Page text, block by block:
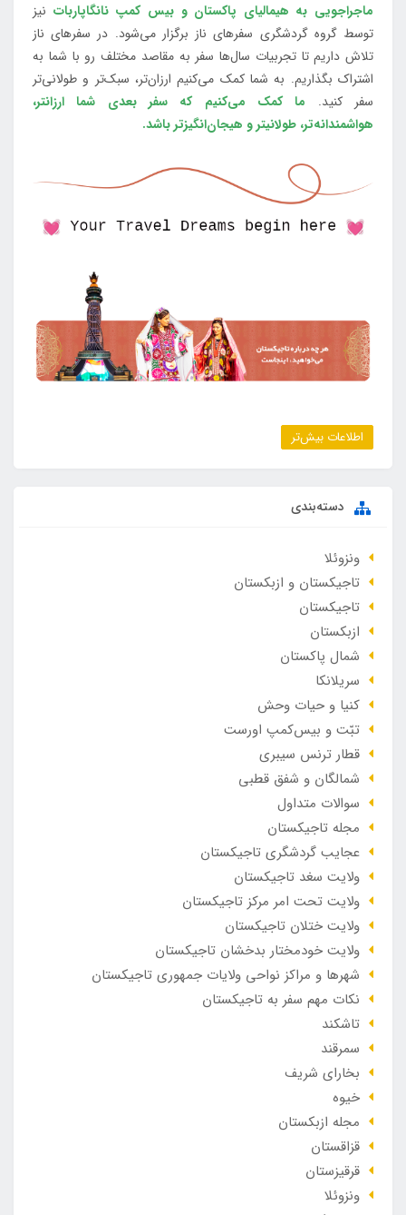
ماجراجویی به هیمالیای پاکستان و بیس کمپ نانگاپاربات نیز
توسط گروه گردشگری سفرهای ناز برگزار می‌شود. در سفرهای ناز
تلاش داریم تا تجربیات سال‌ها سفر به مقاصد مختلف رو با شما به
اشتراک بگذاریم. به شما کمک می‌کنیم ارزان‌تر، سبک‌تر و طولانی‌تر
سفر کنید. ما کمک می‌کنیم که سفر بعدی شما ارزانتر،
هواشمندانه‌تر، طولانی‎تر و هیجان‌انگیزتر باشد.
اطلاعات بیش‌تر
دسته‌بندی
ونزوئلا
تاجیکستان و ازبکستان
تاجیکستان
ازبکستان
شمال پاکستان
سریلانکا
کنیا و حیات وحش
تبّت و بیس‌کمپ اورست
قطار ترنس سیبری
شمالگان و شفق قطبی
سوالات متداول
مجله تاجیکستان
عجایب گردشگری تاجیکستان
ولایت سغد تاجیکستان
ولایت تحت امر مرکز تاجیکستان
ولایت ختلان تاجیکستان
ولایت خودمختار بدخشان تاجیکستان
شهرها و مراکز نواحی ولایات جمهوری تاجیکستان
نکات مهم سفر به تاجیکستان
تاشکند
سمرقند
بخارای شریف
خیوه
مجله ازبکستان
قزاقستان
قرقیزستان
ونزوئلا